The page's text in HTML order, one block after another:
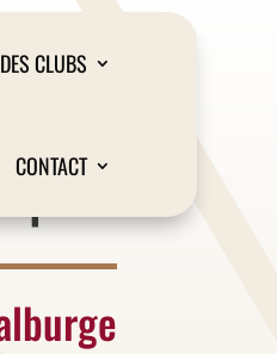
CLUBS
CONTACT